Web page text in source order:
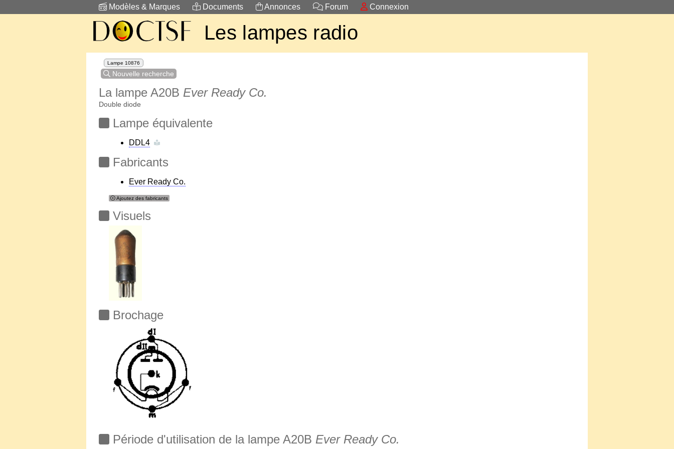
Modèles & Marques Documents Annonces Forum Connexion
Les lampes radio
Lampe 10876
Nouvelle recherche
La lampe A20B Ever Ready Co.
Double diode
Lampe équivalente
DDL4
Fabricants
Ever Ready Co.
Ajoutez des fabricants
Visuels
Brochage
Période d'utilisation de la lampe A20B Ever Ready Co.